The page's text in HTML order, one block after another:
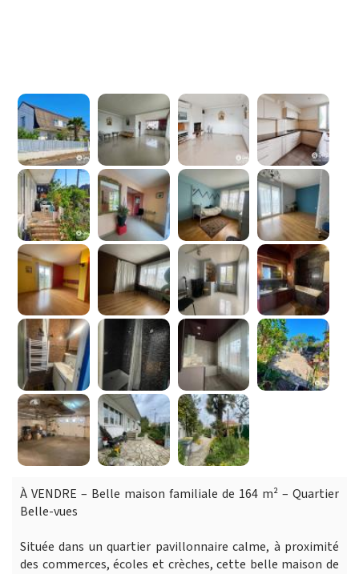
À VENDRE – Belle maison familiale de 164 m² – Quartier
Belle-vues
Située dans un quartier pavillonnaire calme, à proximité
des commerces, écoles et crèches, cette belle maison de